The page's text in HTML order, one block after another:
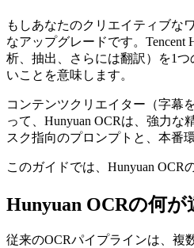
もしあなたのクリエイティブな
なアップグレードです。Tencent
析、抽出、さらには翻訳）を1
いことを意味します。
コンテンツクリエイター（字幕
って、Hunyuan OCRは、強力
スク指向のプロンプトと、本番
このガイドでは、Hunyuan
Hunyuan OCRの何が
従来のOCRパイプラインは、複